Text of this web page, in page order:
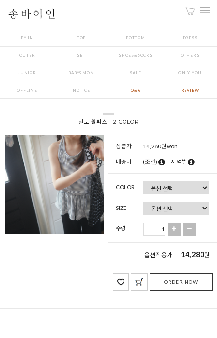
BY IN TOP BOTTOM DRESS
OUTER SET SHOES&SOCKS OTHERS
JUNIOR BABY&MOM SALE ONLY YOU
OFFLINE NOTICE Q&A REVIEW
닐로 원피스 - 2 COLOR
상품가 14,280원won
배송비 (조건) 지역별
COLOR
SIZE
수량
옵션 적용가 14,280원
ORDER NOW